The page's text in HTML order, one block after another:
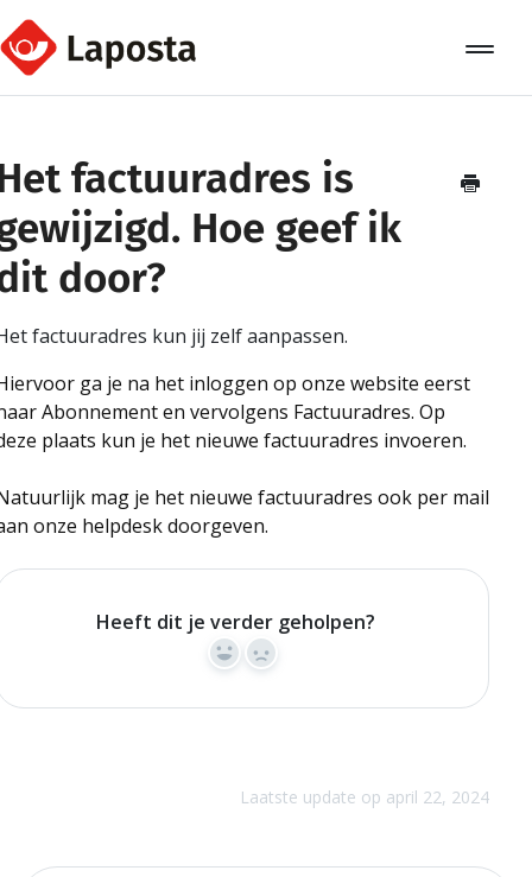
Toggle
Over Laposta
Relaties
Koppelingen
factuuradres is
Hoe geef ik
door?
factuuradres kun jij zelf aanpassen.
ga je na het inloggen op onze website eerst
Abonnement en vervolgens Factuuradres. Op
plaats kun je het nieuwe factuuradres invoeren.
mag je het nieuwe factuuradres ook per mail
onze helpdesk doorgeven.
Heeft dit je verder geholpen?
Yes No
Laatste update op april 22, 2024